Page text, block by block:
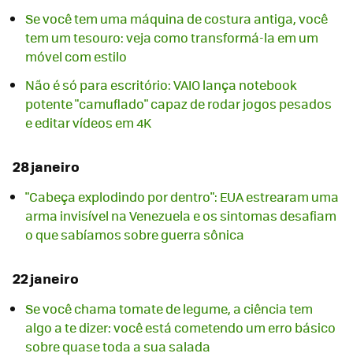
Se você tem uma máquina de costura antiga, você
tem um tesouro: veja como transformá-la em um
móvel com estilo
Não é só para escritório: VAIO lança notebook
potente "camuflado" capaz de rodar jogos pesados
e editar vídeos em 4K
28 janeiro
"Cabeça explodindo por dentro": EUA estrearam uma
arma invisível na Venezuela e os sintomas desafiam
o que sabíamos sobre guerra sônica
22 janeiro
Se você chama tomate de legume, a ciência tem
algo a te dizer: você está cometendo um erro básico
sobre quase toda a sua salada